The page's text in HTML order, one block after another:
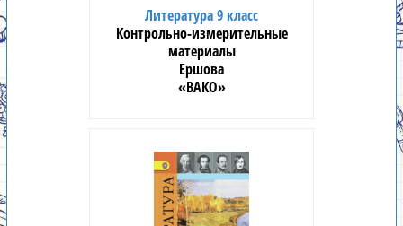
Литература 9 класс
Контрольно-измерительные
материалы
Ершова
«ВАКО»